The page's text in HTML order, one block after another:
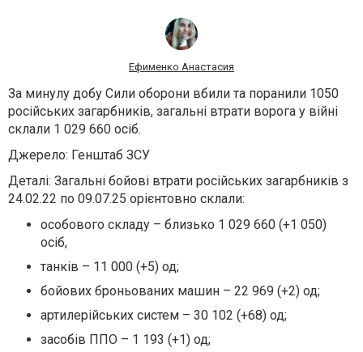
Ефименко Анастасия
За минулу добу Сили оборони вбили та поранили 1050
російських загарбників, загальні втрати ворога у війні
склали 1 029 660 осіб.
Джерело: Генштаб ЗСУ
Деталі: Загальні бойові втрати російських загарбників з
24.02.22 по 09.07.25 орієнтовно склали:
особового складу – близько 1 029 660 (+1 050)
осіб,
танків – 11 000 (+5) од;
бойових броньованих машин – 22 969 (+2) од;
артилерійських систем – 30 102 (+68) од;
засобів ППО – 1 193 (+1) од;